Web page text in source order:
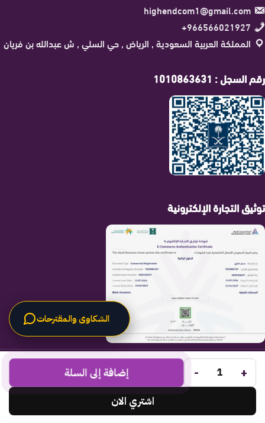
highendcom1@gmail.com
966566021927+
المملكة العربية السعودية , الرياض , حي السلي , ش عبدالله بن فريان
رقم السجل : 1010863631
توثيق التجارة الإلكترونية
جميع الحقوق محفوظة لـالحلول الراقية© 2025.
تم التطوير بواسطةCode Times
. +
- إضافة إلى السلة
اشتري الان
الشكاوى والمقترحات